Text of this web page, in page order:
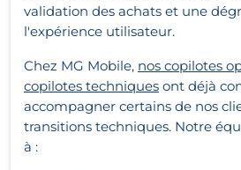
validation des achats et une
l'expérience utilisateur.
Chez MG Mobile, nos copilotes
copilotes techniques ont déjà
accompagner certains de nos
transitions techniques. Notre
à :